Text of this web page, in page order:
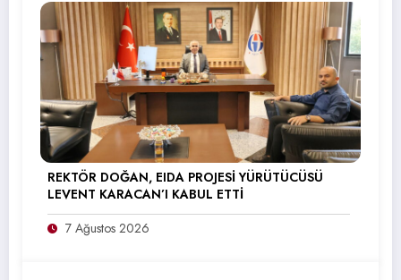
REKTÖR DOĞAN, EIDA PROJESİ YÜRÜTÜCÜSÜ
LEVENT KARACAN’I KABUL ETTİ
7 Ağustos 2026